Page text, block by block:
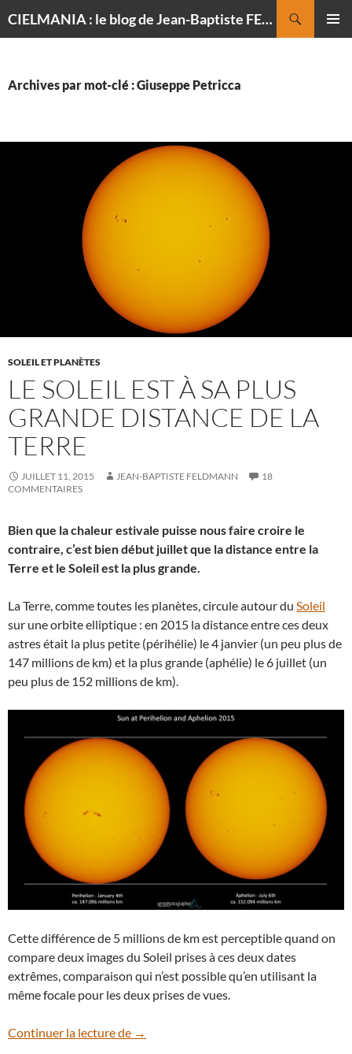
CIELMANIA : le blog de Jean-Baptiste FELDMANN, photographe du ciel
Archives par mot-clé : Giuseppe Petricca
SOLEIL ET PLANÈTES
LE SOLEIL EST À SA PLUS
GRANDE DISTANCE DE LA
TERRE
JUILLET 11, 2015 JEAN-BAPTISTE FELDMANN
18
COMMENTAIRES
Bien que la chaleur estivale puisse nous faire croire le
contraire, c’est bien début juillet que la distance entre la
Terre et le Soleil est la plus grande.
La Terre, comme toutes les planètes, circule autour du Soleil
sur une orbite elliptique : en 2015 la distance entre ces deux
astres était la plus petite (périhélie) le 4 janvier (un peu plus de
147 millions de km) et la plus grande (aphélie) le 6 juillet (un
peu plus de 152 millions de km).
Cette différence de 5 millions de km est perceptible quand on
compare deux images du Soleil prises à ces deux dates
extrêmes, comparaison qui n’est possible qu’en utilisant la
même focale pour les deux prises de vues.
Continuer la lecture de Le Soleil est à sa plus grande distance de
→